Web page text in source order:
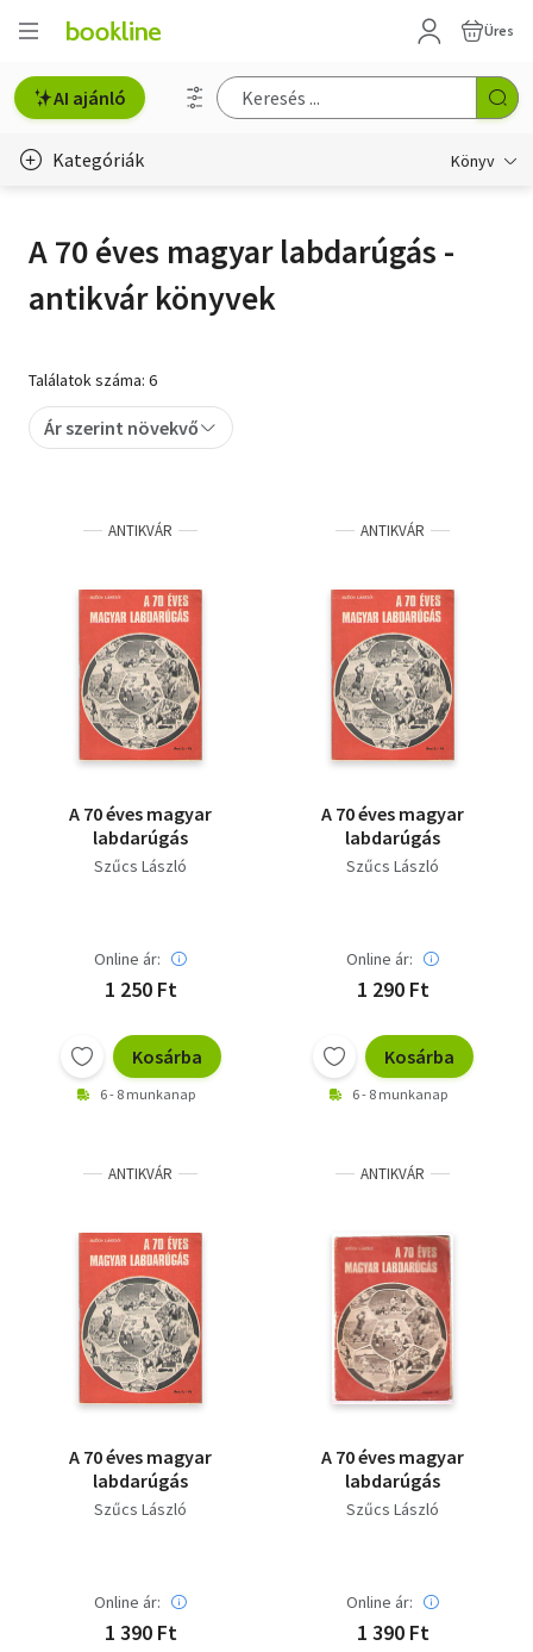
Üres
AI ajánló
Kategóriák Könyv
Erotika
Hobbi, szabadidő
Irodalom
Szakkönyv
Tankönyv, segédkönyv
Társadalomtudomány
Természettudomány
A 70 éves magyar labdarúgás -
antikvár könyvek
Találatok száma: 6
Ár szerint növekvő
ANTIKVÁR
A 70 éves magyar
labdarúgás
Szűcs László
Online ár:
1 250 Ft
Kosárba
6 - 8 munkanap
ANTIKVÁR
A 70 éves magyar
labdarúgás
Szűcs László
Online ár:
1 290 Ft
Kosárba
6 - 8 munkanap
ANTIKVÁR
A 70 éves magyar
labdarúgás
Szűcs László
Online ár:
1 390 Ft
ANTIKVÁR
A 70 éves magyar
labdarúgás
Szűcs László
Online ár:
1 390 Ft